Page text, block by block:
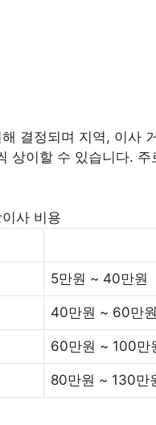
결정되며 지역, 이사
이할 수 있습니다.
사 비용
5만원 ~ 40만원
40만원 ~ 60만원
60만원 ~ 100만
80만원 ~ 130만